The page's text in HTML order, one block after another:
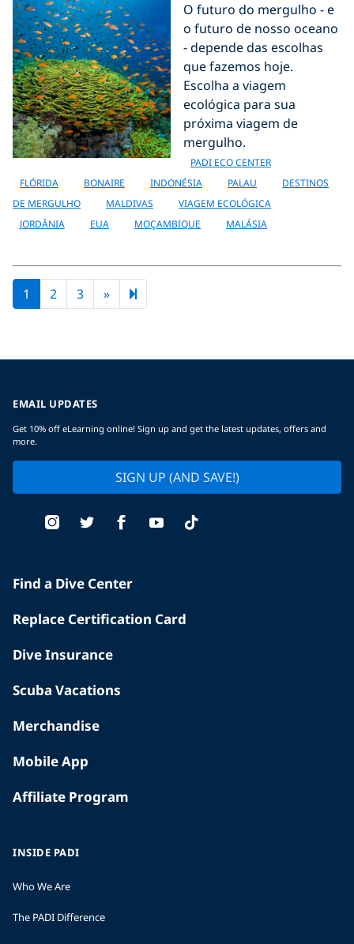
O futuro do mergulho - e
o futuro de nosso oceano
- depende das escolhas
que fazemos hoje.
Escolha a viagem
ecológica para sua
próxima viagem de
mergulho.
PADI ECO CENTER
FLÓRIDA
BONAIRE INDONÉSIA PALAU
DESTINOS
DE MERGULHO
MALDIVAS
VIAGEM ECOLÓGICA
JORDÂNIA
EUA MOÇAMBIQUE MALÁSIA
1 2 3 »Next page
6
EMAIL UPDATES
Get 10% off eLearning online! Sign up and get the latest updates, offers and
more.
SIGN UP (AND SAVE!)
Find a Dive Center
Replace Certification Card
Dive Insurance
Scuba Vacations
Merchandise
Mobile App
Affiliate Program
INSIDE PADI
Who We Are
The PADI Difference